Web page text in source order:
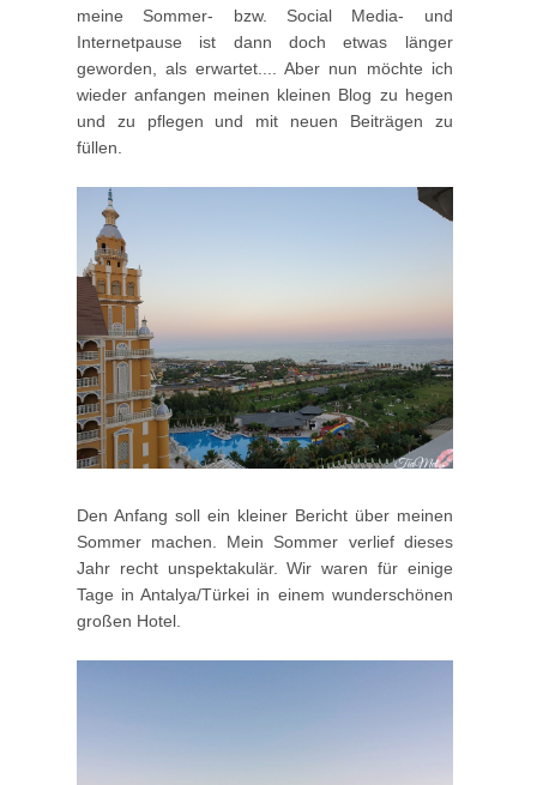
meine Sommer- bzw. Social Media- und
Internetpause ist dann doch etwas länger
geworden, als erwartet.... Aber nun möchte ich
wieder anfangen meinen kleinen Blog zu hegen
und zu pflegen und mit neuen Beiträgen zu
füllen.
Den Anfang soll ein kleiner Bericht über meinen
Sommer machen. Mein Sommer verlief dieses
Jahr recht unspektakulär. Wir waren für einige
Tage in Antalya/Türkei in einem wunderschönen
großen Hotel.